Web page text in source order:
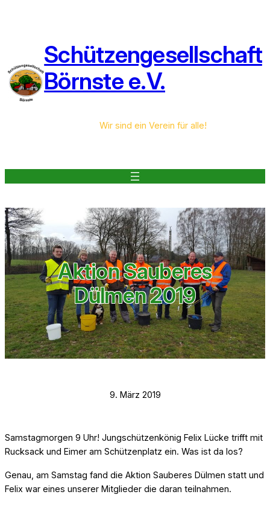
Schützengesellschaft
Börnste e.V.
Wir sind ein Verein für alle!
Aktion Sauberes
Dülmen 2019
9. März 2019
Samstagmorgen 9 Uhr! Jungschützenkönig Felix Lücke trifft mit
Rucksack und Eimer am Schützenplatz ein. Was ist da los?
Genau, am Samstag fand die Aktion Sauberes Dülmen statt und
Felix war eines unserer Mitglieder die daran teilnahmen.